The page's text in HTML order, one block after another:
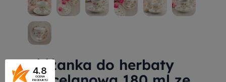
Filiżanka do herbaty
4.8
OCENA
PRODUKTU